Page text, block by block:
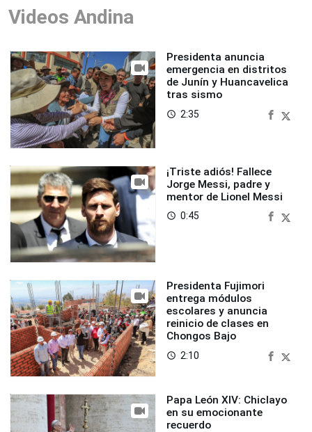
Videos Andina
Presidenta anuncia
emergencia en distritos
de Junín y Huancavelica
tras sismo
access_time 2:35
¡Triste adiós! Fallece
Jorge Messi, padre y
mentor de Lionel Messi
access_time 0:45
Presidenta Fujimori
entrega módulos
escolares y anuncia
reinicio de clases en
Chongos Bajo
access_time 2:10
Papa León XIV: Chiclayo
en su emocionante
recuerdo